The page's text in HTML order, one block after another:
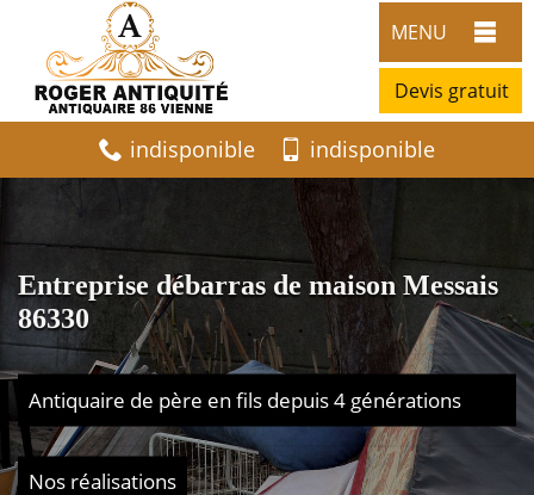
MENU
Devis gratuit
indisponible indisponible
Entreprise débarras de maison Messais
86330
Antiquaire de père en fils depuis 4 générations
Nos réalisations